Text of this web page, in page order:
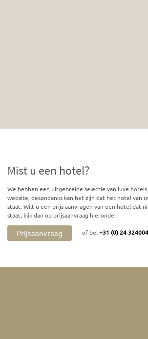
Mist u een hotel?
We hebben een uitgebreide selectie van luxe
website, desondanks kan het zijn dat het hotel van
staat. Wilt u een prijs aanvragen van een hotel dat
staat, klik dan op prijsaanvraag hieronder.
Prijsaanvraag of bel+31 (0) 24